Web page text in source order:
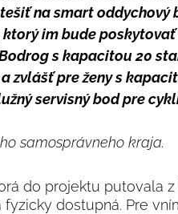
na smart oddychový
im bude poskytovať
s kapacitou 20
zvlášť pre ženy s
servisný bod pre
samosprávneho kraja.
do projektu putovala
dostupná. Pre